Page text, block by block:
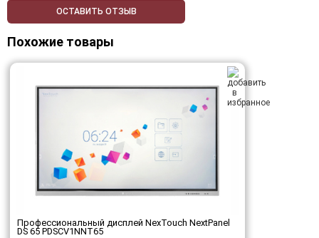
ОСТАВИТЬ ОТЗЫВ
Похожие товары
Профессиональный дисплей NexTouch NextPanel
DS 65 PDSCV1NNT65